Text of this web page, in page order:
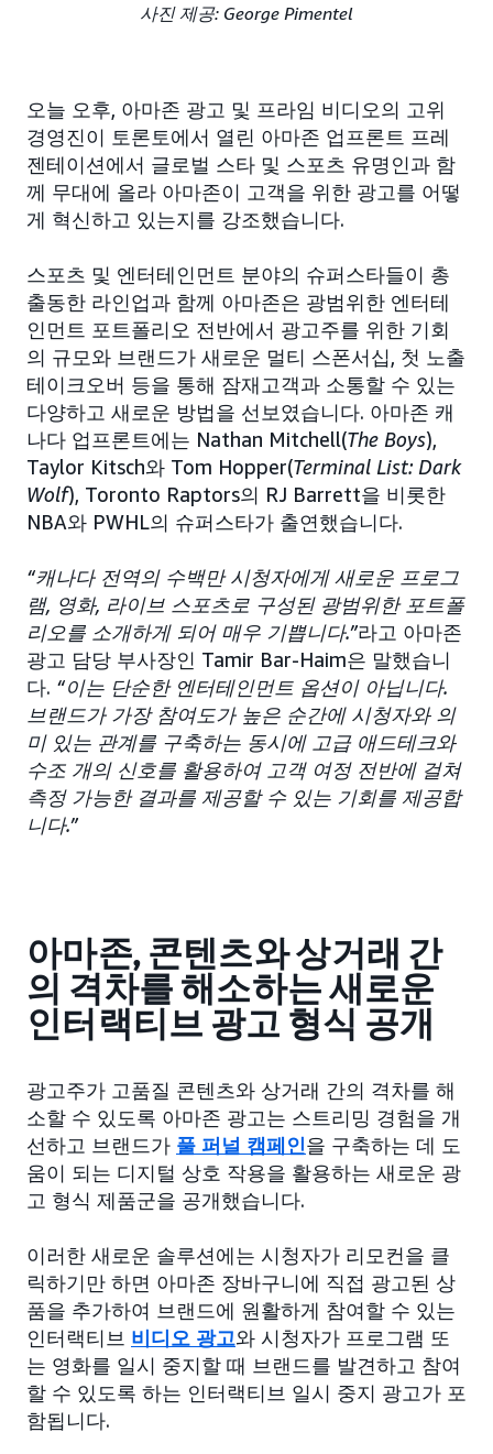
사진 제공: George Pimentel
오늘 오후, 아마존 광고 및 프라임 비디오의 고위
경영진이 토론토에서 열린 아마존 업프론트 프레
젠테이션에서 글로벌 스타 및 스포츠 유명인과 함
께 무대에 올라 아마존이 고객을 위한 광고를 어떻
게 혁신하고 있는지를 강조했습니다.
스포츠 및 엔터테인먼트 분야의 슈퍼스타들이 총
출동한 라인업과 함께 아마존은 광범위한 엔터테
인먼트 포트폴리오 전반에서 광고주를 위한 기회
의 규모와 브랜드가 새로운 멀티 스폰서십, 첫 노출
테이크오버 등을 통해 잠재고객과 소통할 수 있는
다양하고 새로운 방법을 선보였습니다. 아마존 캐
나다 업프론트에는 Nathan Mitchell(The Boys),
Taylor Kitsch와 Tom Hopper(Terminal List: Dark
Wolf), Toronto Raptors의 RJ Barrett을 비롯한
NBA와 PWHL의 슈퍼스타가 출연했습니다.
“캐나다 전역의 수백만 시청자에게 새로운 프로그
램, 영화, 라이브 스포츠로 구성된 광범위한 포트폴
리오를 소개하게 되어 매우 기쁩니다.”라고 아마존
광고 담당 부사장인 Tamir Bar-Haim은 말했습니
다. “이는 단순한 엔터테인먼트 옵션이 아닙니다.
브랜드가 가장 참여도가 높은 순간에 시청자와 의
미 있는 관계를 구축하는 동시에 고급 애드테크와
수조 개의 신호를 활용하여 고객 여정 전반에 걸쳐
측정 가능한 결과를 제공할 수 있는 기회를 제공합
니다.”
아마존, 콘텐츠와 상거래 간
의 격차를 해소하는 새로운
인터랙티브 광고 형식 공개
광고주가 고품질 콘텐츠와 상거래 간의 격차를 해
소할 수 있도록 아마존 광고는 스트리밍 경험을 개
선하고 브랜드가 풀 퍼널 캠페인을 구축하는 데 도
움이 되는 디지털 상호 작용을 활용하는 새로운 광
고 형식 제품군을 공개했습니다.
이러한 새로운 솔루션에는 시청자가 리모컨을 클
릭하기만 하면 아마존 장바구니에 직접 광고된 상
품을 추가하여 브랜드에 원활하게 참여할 수 있는
인터랙티브 비디오 광고와 시청자가 프로그램 또
는 영화를 일시 중지할 때 브랜드를 발견하고 참여
할 수 있도록 하는 인터랙티브 일시 중지 광고가 포
함됩니다.